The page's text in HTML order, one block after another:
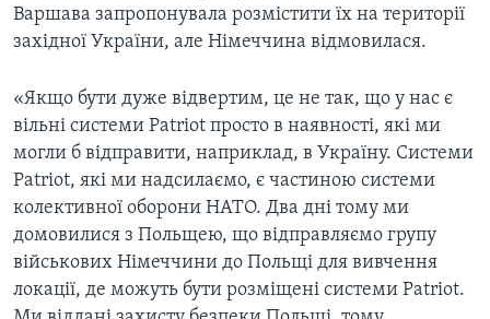
Варшава запропонувала розмістити їх на території
західної України, але Німеччина відмовилася.
«Якщо бути дуже відвертим, це не так, що у нас є
вільні системи Patriot просто в наявності, які ми
могли б відправити, наприклад, в Україну. Системи
Patriot, які ми надсилаємо, є частиною системи
колективної оборони НАТО. Два дні тому ми
домовилися з Польщею, що відправляємо групу
військових Німеччини до Польщі для вивчення
локації, де можуть бути розміщені системи Patriot.